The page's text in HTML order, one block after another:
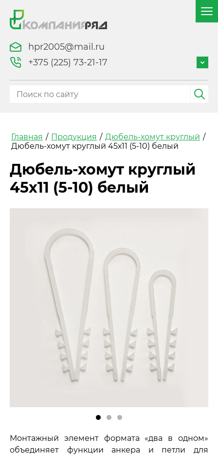
+375 (225) 73-21-17
hpr2005@mail.ru
Главная / Продукция / Дюбель-хомут круглый /
Дюбель-хомут круглый 45х11 (5-10) белый
Дюбель-хомут круглый
45х11 (5-10) белый
Монтажный элемент формата «два в одном»
объединяет функции анкера и петли для